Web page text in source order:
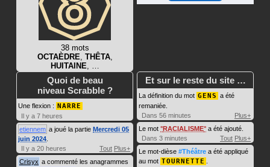
38 mots
OCTAÈDRE, THÊTA,
HUITAINE, …
Quoi de beau
niveau Scrabble ?
Une flexion : NARRE
Il y a 7 heures
etiennem a joué la partie Mercredi 05
juin 2024
Il y a 20 heures
Tout Plus+
Crisyx a commenté les anagrammes
Et sur le reste du site …
La définition du mot GENS a été
remaniée.
Dans 56 minutes
Plus+
Le mot RACIALISME a été ajouté.
Dans 3 minutes
Tout Plus+
Le mot-dièse #Théâtre a été appliqué
au mot TOURNETTE